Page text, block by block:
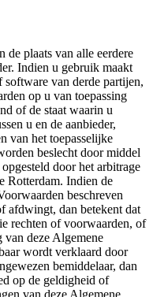
de plaats van alle eerdere
Indien u gebruik maakt
software van derde partijen,
op u van toepassing
of de staat waarin u
u en de aanbieder,
van het toepasselijke
beslecht door middel
door het arbitrage
Rotterdam. Indien de
beschreven
afdwingt, dan betekent dat
rechten of voorwaarden, of
deze Algemene
wordt verklaard door
bemiddelaar, dan
op de geldigheid of
van deze Algemene